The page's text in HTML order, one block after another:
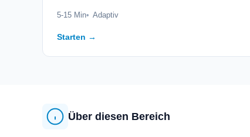
5-15 Min Adaptiv
Starten →
Über diesen Bereich